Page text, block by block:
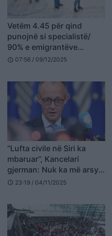
Vetëm 4.45 për qind
punojnë si specialistë/
90% e emigrantëve
shqiptarë në Gjermani, në
schedule 07:56 / 09/12/2025
“Lufta civile në Siri ka
mbaruar”, Kancelari
gjerman: Nuk ka më arsye
për t’u dhënë azil në
procesi i riatdhesimit
schedule 23:19 / 04/11/2025